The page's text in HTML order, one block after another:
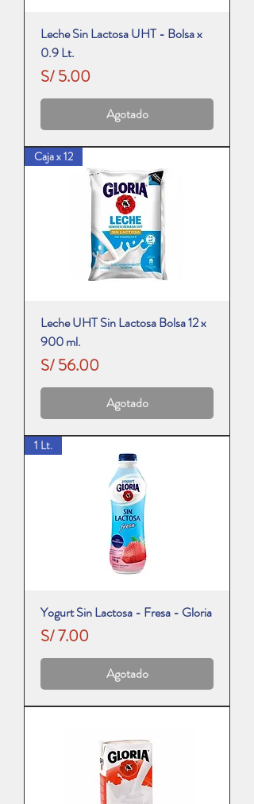
Leche Sin Lactosa UHT - Bolsa x
0.9 Lt.
Precio
S/ 5.00
Agotado
Caja x 12
Leche UHT Sin Lactosa Bolsa 12 x
900 ml.
Precio
S/ 56.00
Agotado
1 Lt.
Yogurt Sin Lactosa - Fresa - Gloria
Precio
S/ 7.00
Agotado